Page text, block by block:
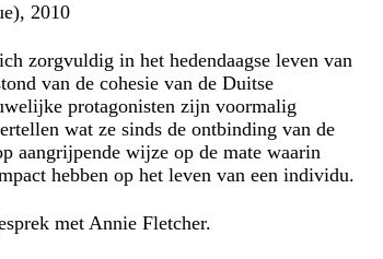
2010
zorgvuldig in het hedendaagse leven van
van de cohesie van de Duitse
protagonisten zijn voormalig
wat ze sinds de ontbinding van de
aangrijpende wijze op de mate waarin
hebben op het leven van een individu.
met Annie Fletcher.